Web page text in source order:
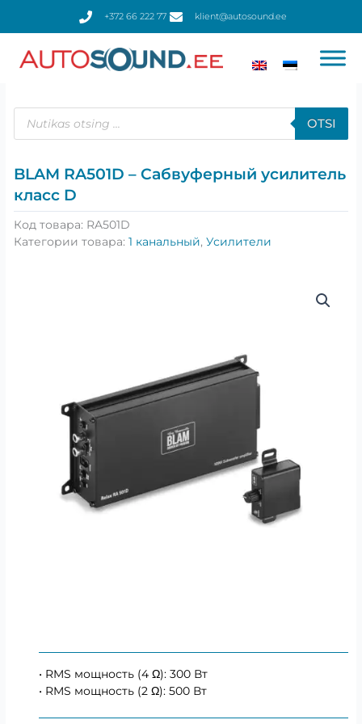
+372 66 222 77 klient@autosound.ee
Поиск
товаров
OTSI
BLAM RA501D – Cабвуферный усилитель
класс D
Код товара: RA501D
Категории товара: 1 канальный, Усилители
• RMS мощность (4 Ω): 300 Вт
• RMS мощность (2 Ω): 500 Вт